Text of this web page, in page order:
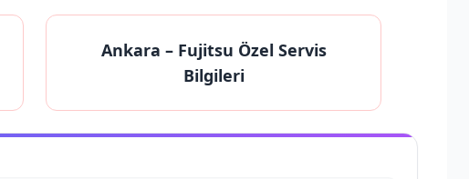
Ankara – Fujitsu Özel Servis
Bilgileri